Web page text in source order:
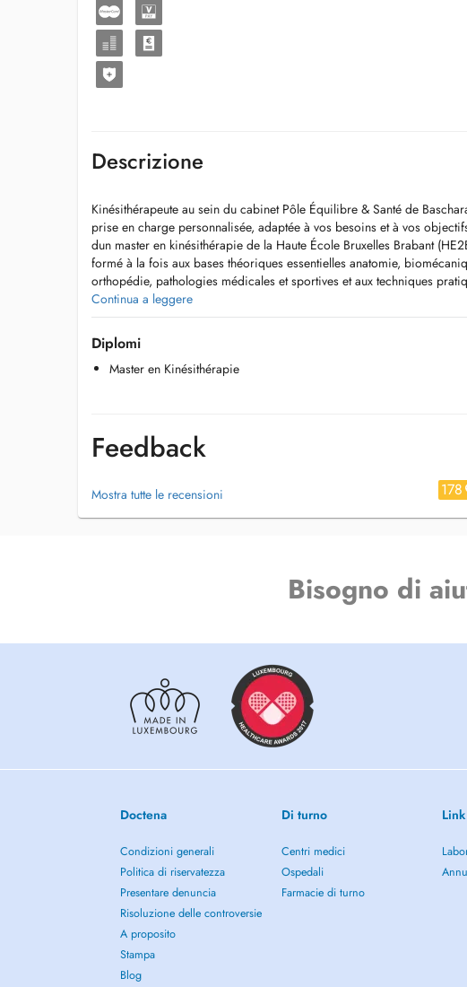
Descrizione
Kinésithérapeute au sein du cabinet Pôle Équilibre & Santé de
prise en charge personnalisée, adaptée à vos besoins et à vos
dun master en kinésithérapie de la Haute École Bruxelles Brabant
formé à la fois aux bases théoriques essentielles anatomie,
orthopédie, pathologies médicales et sportives et aux techniques
massage thérapeutique, la mobilisation articulaire, et la rééducation
Mon expérience clinique sest développée à travers différents stages en
rééducation spécialisés et en cabinets pluridisciplinaires, en France et
permet aujourdhui de traiter efficacement un large éventail de
Ma pratique repose sur une approche active du soin, combinant
manuelles et éducation thérapeutique. Lobjectif est de favoriser une
Je vous accueille dans un environnement professionnel, au cabinet
Continua a leggere
Diplomi
Master en Kinésithérapie
Feedback
Mostra tutte le recensioni 178
Bisogno di
Doctena
Condizioni generali
Politica di riservatezza
Presentare denuncia
Risoluzione delle controversie
A proposito
Stampa
Blog
Di turno
Centri medici
Ospedali
Farmacie di turno